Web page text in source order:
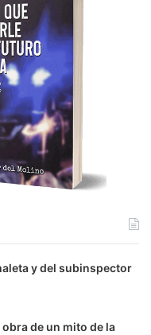
y del subinspector
de un mito de la